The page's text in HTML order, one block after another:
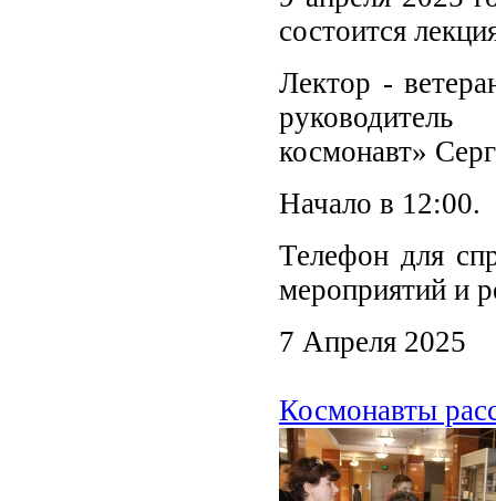
состоится
Лектор -
космонавт»
Начало в 12:00.
Телефон для
мероприятий и
7 Апреля 2025
Космонавты